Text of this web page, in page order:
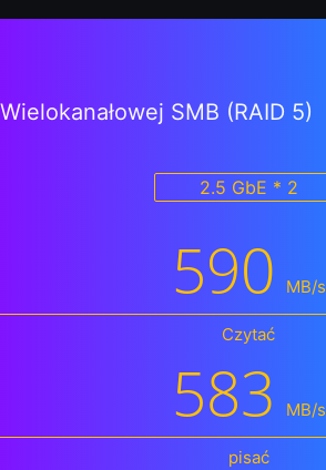
Wielokanałowej SMB (RAID 5)
2.5 GbE * 2
590 MB/s
Czytać
583 MB/s
pisać